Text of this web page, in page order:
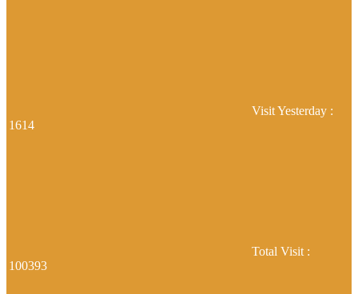
Visit Yesterday :
1614
Total Visit :
100393